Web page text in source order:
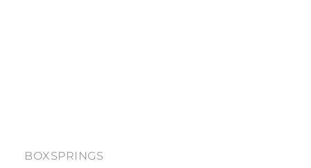
BOXSPRINGS